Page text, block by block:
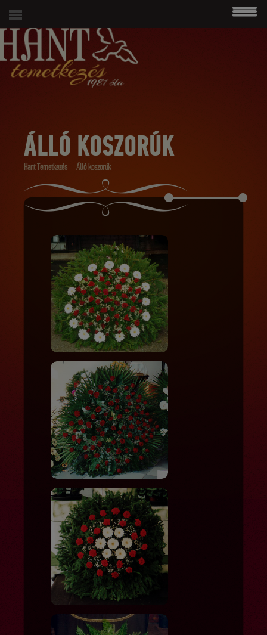
06 (1) 215 4938
ÁLLÓ KOSZORÚK
Hant Temetkezés Álló koszorúk